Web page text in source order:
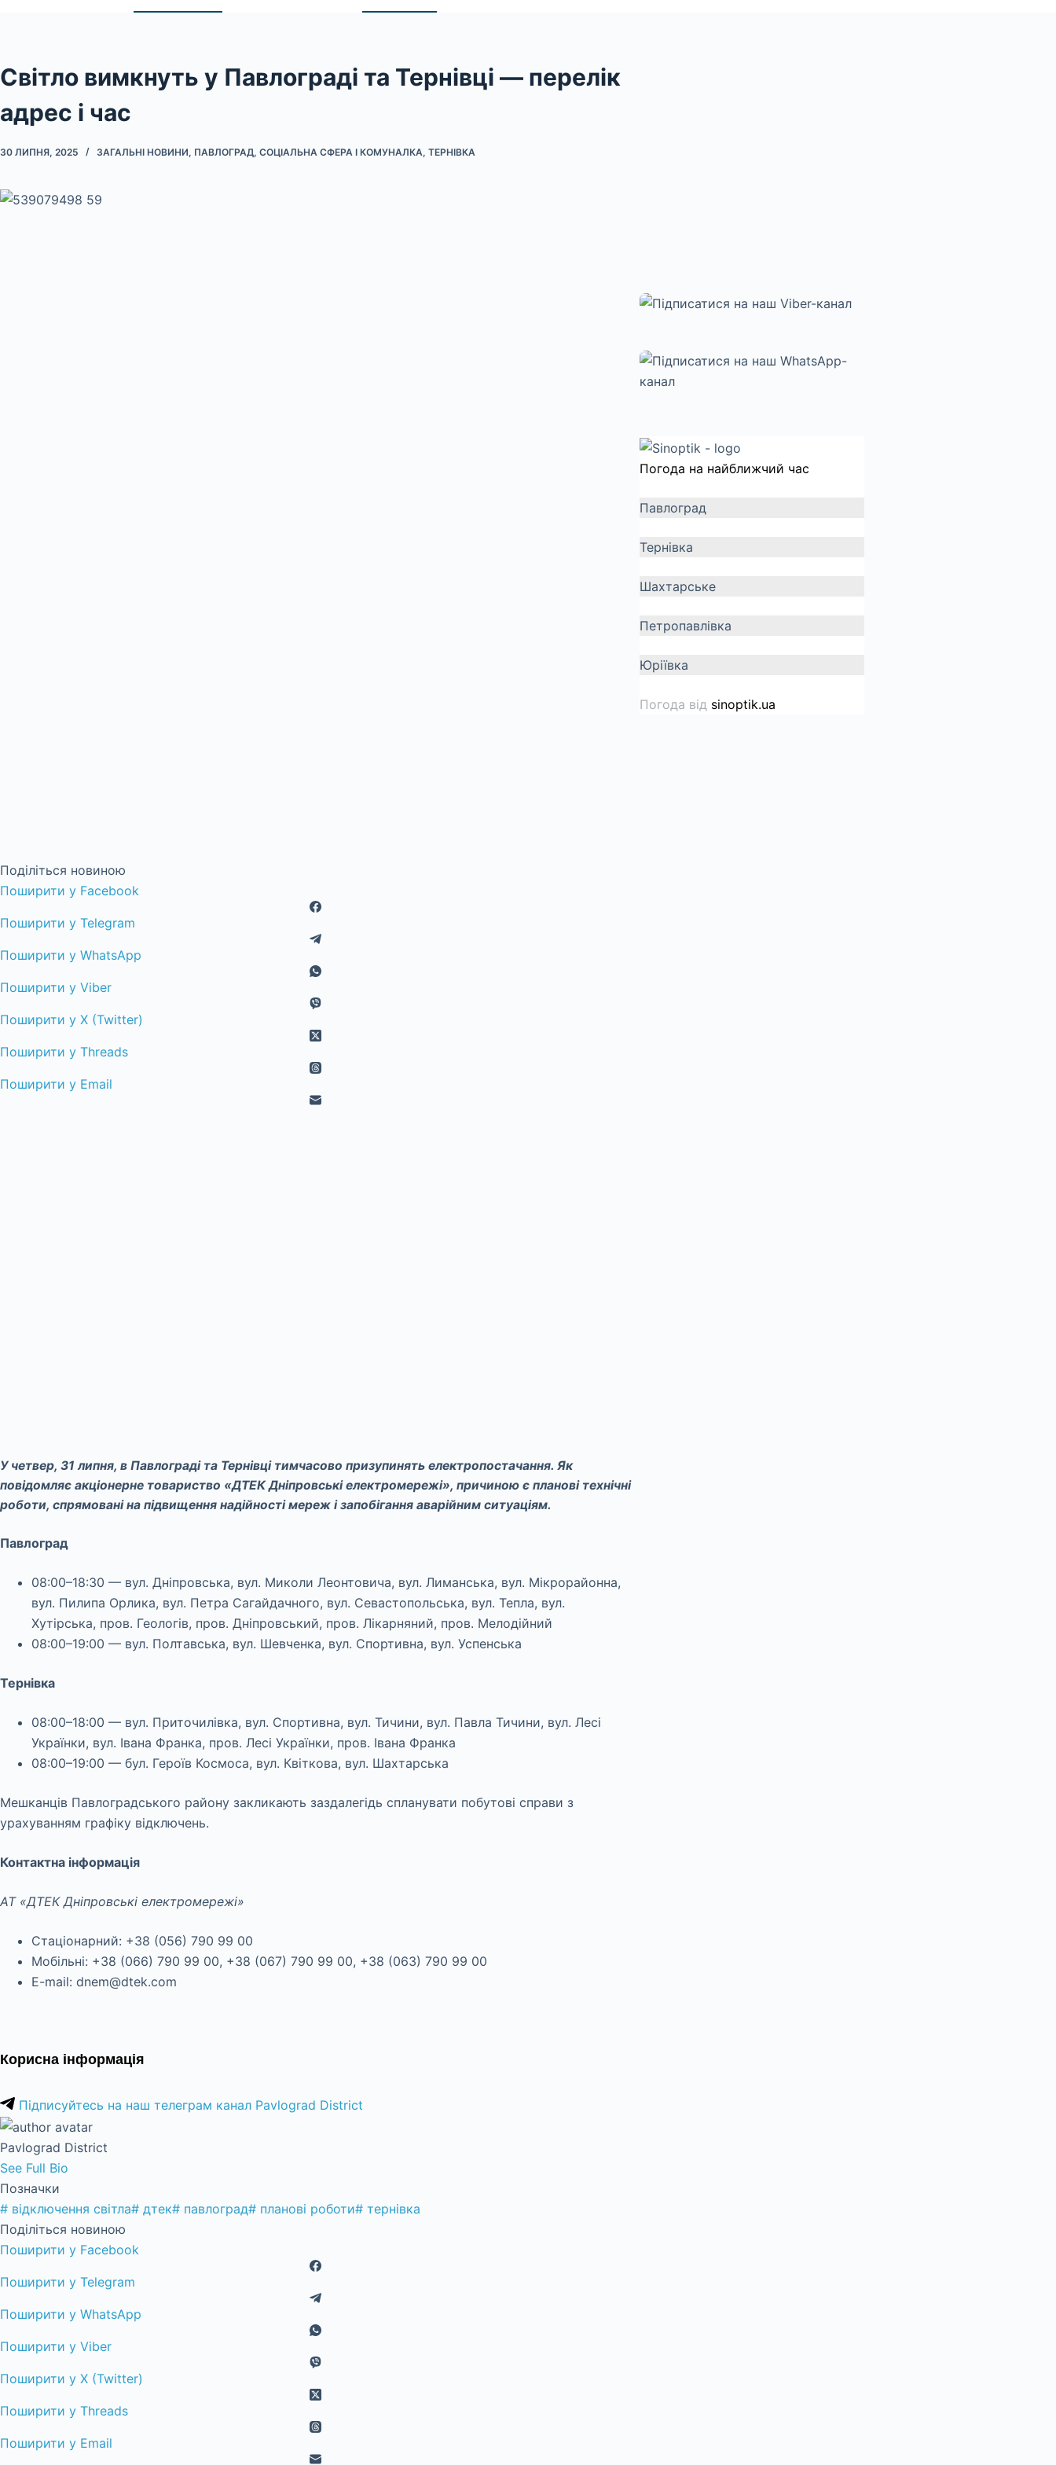
Світло вимкнуть у Павлограді та Тернівці — перелік
адрес і час
30 ЛИПНЯ, 2025 ЗАГАЛЬНІ НОВИНИ, ПАВЛОГРАД, СОЦІАЛЬНА СФЕРА І КОМУНАЛКА, ТЕРНІВКА
Поділіться новиною
Поширити у Facebook
Поширити у Telegram
Поширити у WhatsApp
Поширити у Viber
Поширити у X (Twitter)
Поширити у Threads
Поширити у Email
У четвер, 31 липня, в Павлограді та Тернівці тимчасово призупинять електропостачання. Як
повідомляє акціонерне товариство «ДТЕК Дніпровські електромережі», причиною є планові технічні
роботи, спрямовані на підвищення надійності мереж і запобігання аварійним ситуаціям.
Павлоград
08:00–18:30 — вул. Дніпровська, вул. Миколи Леонтовича, вул. Лиманська, вул. Мікрорайонна,
вул. Пилипа Орлика, вул. Петра Сагайдачного, вул. Севастопольська, вул. Тепла, вул.
Хутірська, пров. Геологів, пров. Дніпровський, пров. Лікарняний, пров. Мелодійний
08:00–19:00 — вул. Полтавська, вул. Шевченка, вул. Спортивна, вул. Успенська
Тернівка
08:00–18:00 — вул. Приточилівка, вул. Спортивна, вул. Тичини, вул. Павла Тичини, вул. Лесі
Українки, вул. Івана Франка, пров. Лесі Українки, пров. Івана Франка
08:00–19:00 — бул. Героїв Космоса, вул. Квіткова, вул. Шахтарська
Мешканців Павлоградського району закликають заздалегідь спланувати побутові справи з
урахуванням графіку відключень.
Контактна інформація
АТ «ДТЕК Дніпровські електромережі»
Стаціонарний: +38 (056) 790 99 00
Мобільні: +38 (066) 790 99 00, +38 (067) 790 99 00, +38 (063) 790 99 00
E-mail: dnem@dtek.com
Корисна інформація
Підписуйтесь на наш телеграм канал Pavlograd District
Pavlograd District
See Full Bio
Позначки
# відключення світла# дтек# павлоград# планові роботи# тернівка
Поділіться новиною
Поширити у Facebook
Поширити у Telegram
Поширити у WhatsApp
Поширити у Viber
Поширити у X (Twitter)
Поширити у Threads
Поширити у Email
Погода на найближчий час
Павлоград
Тернівка
Шахтарське
Петропавлівка
Юріївка
Погода від sinoptik.ua